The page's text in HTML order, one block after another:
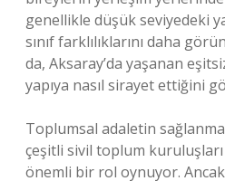
genellikle düşük seviyedeki
sınıf farklılıklarını daha
da, Aksaray’da yaşanan
yapıya nasıl sirayet ettiğini
Toplumsal adaletin
çeşitli sivil toplum
önemli bir rol oynuyor.